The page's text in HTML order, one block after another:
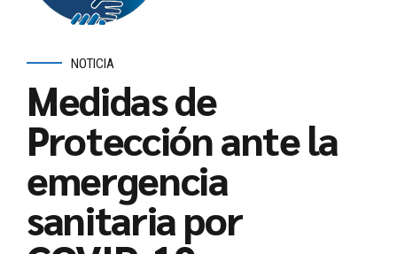
NOTICIA
Medidas de
Protección ante la
emergencia
sanitaria por